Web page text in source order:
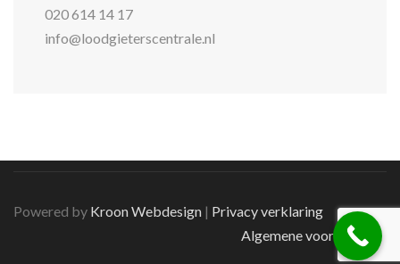
020 614 14 17
info@loodgieterscentrale.nl
Powered by Kroon Webdesign | Privacy verklaring
Algemene voorwaarden